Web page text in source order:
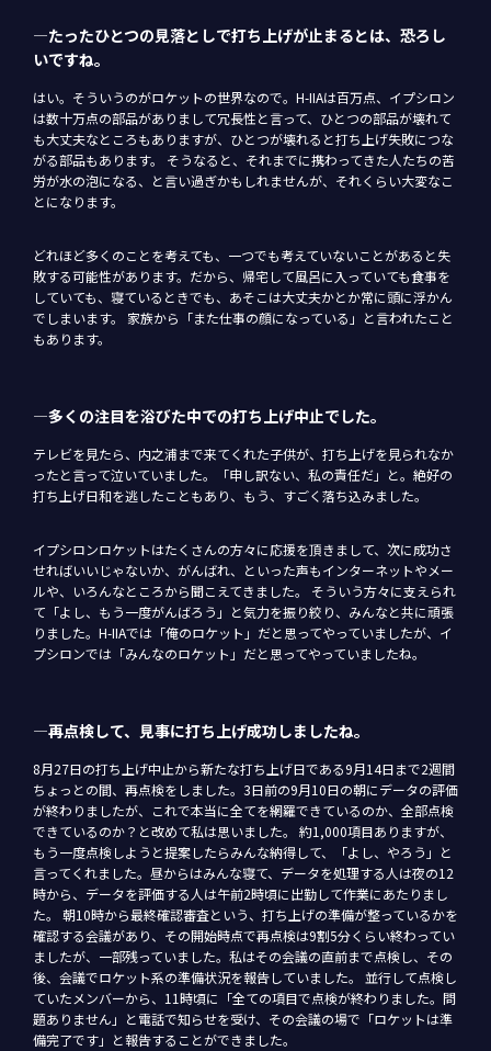
―たったひとつの見落としで打ち上げが止まるとは、恐ろし
いですね。
はい。そういうのがロケットの世界なので。H-IIAは百万点、イプシロン
は数十万点の部品がありまして冗長性と言って、ひとつの部品が壊れて
も大丈夫なところもありますが、ひとつが壊れると打ち上げ失敗につな
がる部品もあります。 そうなると、それまでに携わってきた人たちの苦
労が水の泡になる、と言い過ぎかもしれませんが、それくらい大変なこ
とになります。
どれほど多くのことを考えても、一つでも考えていないことがあると失
敗する可能性があります。だから、帰宅して風呂に入っていても食事を
していても、寝ているときでも、あそこは大丈夫かとか常に頭に浮かん
でしまいます。 家族から「また仕事の顔になっている」と言われたこと
もあります。
―多くの注目を浴びた中での打ち上げ中止でした。
テレビを見たら、内之浦まで来てくれた子供が、打ち上げを見られなか
ったと言って泣いていました。「申し訳ない、私の責任だ」と。絶好の
打ち上げ日和を逃したこともあり、もう、すごく落ち込みました。
イプシロンロケットはたくさんの方々に応援を頂きまして、次に成功さ
せればいいじゃないか、がんばれ、といった声もインターネットやメー
ルや、いろんなところから聞こえてきました。 そういう方々に支えられ
て「よし、もう一度がんばろう」と気力を振り絞り、みんなと共に頑張
りました。H-IIAでは「俺のロケット」だと思ってやっていましたが、イ
プシロンでは「みんなのロケット」だと思ってやっていましたね。
―再点検して、見事に打ち上げ成功しましたね。
8月27日の打ち上げ中止から新たな打ち上げ日である9月14日まで2週間
ちょっとの間、再点検をしました。3日前の9月10日の朝にデータの評価
が終わりましたが、これで本当に全てを網羅できているのか、全部点検
できているのか？と改めて私は思いました。 約1,000項目ありますが、
もう一度点検しようと提案したらみんな納得して、「よし、やろう」と
言ってくれました。昼からはみんな寝て、データを処理する人は夜の12
時から、データを評価する人は午前2時頃に出勤して作業にあたりまし
た。 朝10時から最終確認審査という、打ち上げの準備が整っているかを
確認する会議があり、その開始時点で再点検は9割5分くらい終わってい
ましたが、一部残っていました。私はその会議の直前まで点検し、その
後、会議でロケット系の準備状況を報告していました。 並行して点検し
ていたメンバーから、11時頃に「全ての項目で点検が終わりました。問
題ありません」と電話で知らせを受け、その会議の場で「ロケットは準
備完了です」と報告することができました。